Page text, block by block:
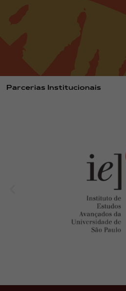
Parcerias Institucionais